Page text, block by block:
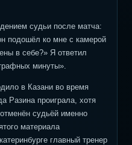
судьи после матча:
подошёл ко мне с камерой
в себе?» Я ответил
минуты».
в Казани во время
Разина проиграла, хотя
судьёй именно
материала
главный тренер